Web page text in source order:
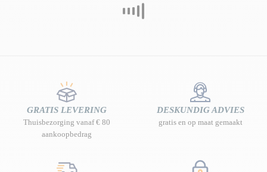
GRATIS LEVERING
Thuisbezorging vanaf € 80
aankoopbedrag
DESKUNDIG ADVIES
gratis en op maat gemaakt